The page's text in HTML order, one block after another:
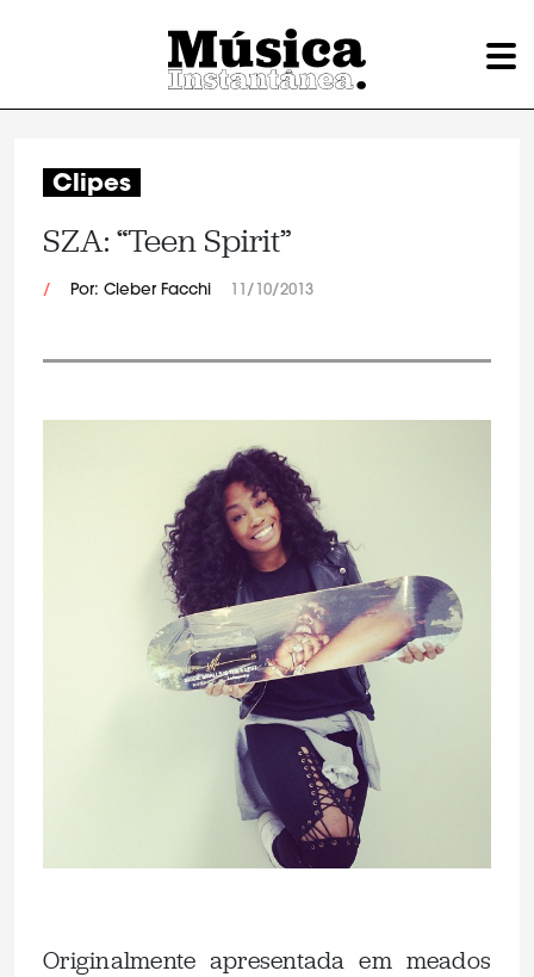
Clipes
SZA: “Teen Spirit”
/ Por: Cleber Facchi 11/10/2013
Originalmente apresentada em meados